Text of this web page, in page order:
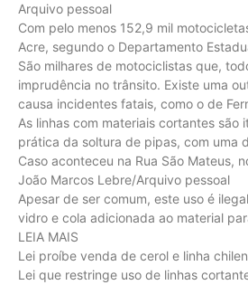
Arquivo pessoal
Com pelo menos 152,9 mil
Acre, segundo o Departamento
São milhares de motociclistas que,
imprudência no trânsito. Existe uma
causa incidentes fatais, como o de
As linhas com materiais cortantes
prática da soltura de pipas, com uma
Caso aconteceu na Rua São Mateus,
João Marcos Lebre/Arquivo pessoal
Apesar de ser comum, este uso é
vidro e cola adicionada ao material
LEIA MAIS
Lei proíbe venda de cerol e linha
Lei que restringe uso de linhas